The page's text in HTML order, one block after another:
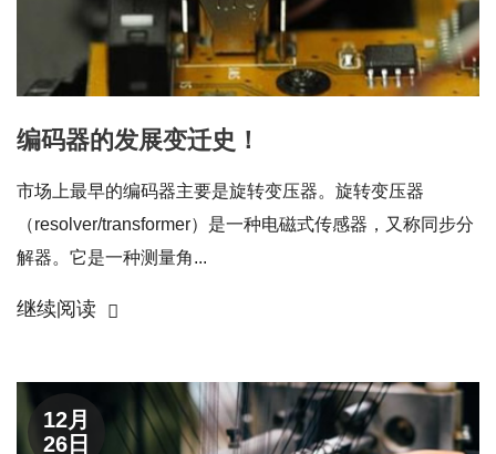
编码器的发展变迁史！
市场上最早的编码器主要是旋转变压器。旋转变压器
（resolver/transformer）是一种电磁式传感器，又称同步分
解器。它是一种测量角...
继续阅读
12月
26日